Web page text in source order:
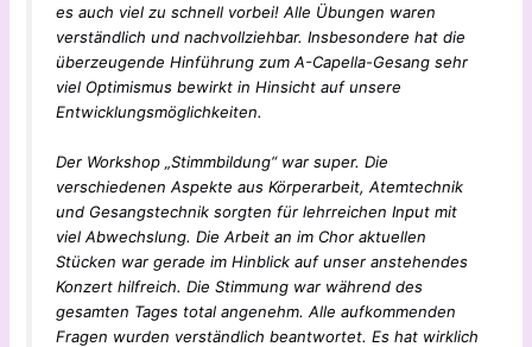
es auch viel zu schnell vorbei! Alle Übungen waren
verständlich und nachvollziehbar. Insbesondere hat die
überzeugende Hinführung zum A-Capella-Gesang sehr
viel Optimismus bewirkt in Hinsicht auf unsere
Entwicklungsmöglichkeiten.
Der Workshop „Stimmbildung“ war super. Die
verschiedenen Aspekte aus Körperarbeit, Atemtechnik
und Gesangstechnik sorgten für lehrreichen Input mit
viel Abwechslung. Die Arbeit an im Chor aktuellen
Stücken war gerade im Hinblick auf unser anstehendes
Konzert hilfreich. Die Stimmung war während des
gesamten Tages total angenehm. Alle aufkommenden
Fragen wurden verständlich beantwortet. Es hat wirklich